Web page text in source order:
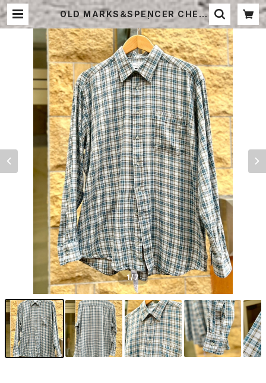
OLD MARKS＆SPENCER CHEC
K COTTON SHIRT | STRAYSHE
EP ONLINE
1/7